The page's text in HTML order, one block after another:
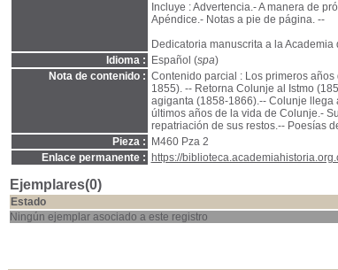
Incluye : Advertencia.- A manera de
Apéndice.- Notas a pie de página. --
Dedicatoria manuscrita a la Academia
Idioma :
Español (spa)
Nota de contenido : Contenido parcial : Los primeros
1855). -- Retorna Colunje al Istmo
agiganta (1858-1866).-- Colunje
últimos años de la vida de Colunje.-
repatriación de sus restos.-- Poesías
Pieza :
M460 Pza 2
Enlace permanente :
https://
Ejemplares(0)
Estado
Ningún ejemplar asociado a este registro